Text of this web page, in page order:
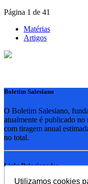
Utilizamos cookies
Página 1 de 41
Matérias
Artigos
Boletim Salesiano
O Boletim Salesiano,
atualmente é publicado
com tiragem anual
no total.
Links Relacionados